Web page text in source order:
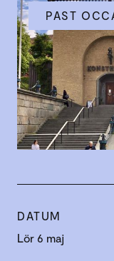
DATUM
Lör 6 maj
PAST